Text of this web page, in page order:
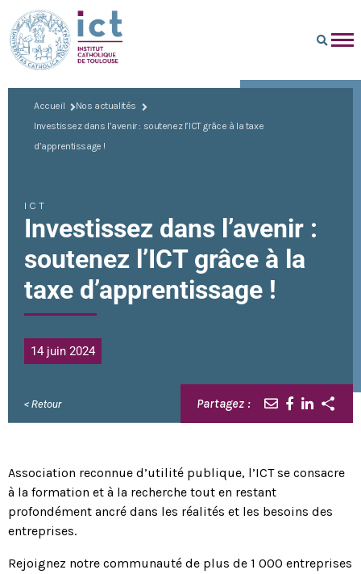
Accueil
Nos actualités
Investissez dans l’avenir : soutenez l’ICT grâce à la taxe
d’apprentissage !
ICT
Investissez dans l’avenir :
soutenez l’ICT grâce à la
taxe d’apprentissage !
14 juin 2024
< Retour Partagez :
Association reconnue d’utilité publique, l’ICT se consacre
à la formation et à la recherche tout en restant
profondément ancré dans les réalités et les besoins des
entreprises.
Rejoignez notre communauté de plus de 1 000 entreprises